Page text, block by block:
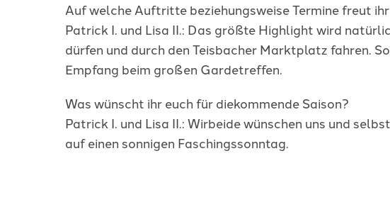
Auf welche Auftritte beziehungsweise Termine freut
Patrick I. und Lisa II.: Das größte Highlight wird
dürfen und durch den Teisbacher Marktplatz fahren.
Empfang beim großen Gardetreffen.
Was wünscht ihr euch für diekommende Saison?
Patrick I. und Lisa II.: Wirbeide wünschen uns und
auf einen sonnigen Faschingssonntag.